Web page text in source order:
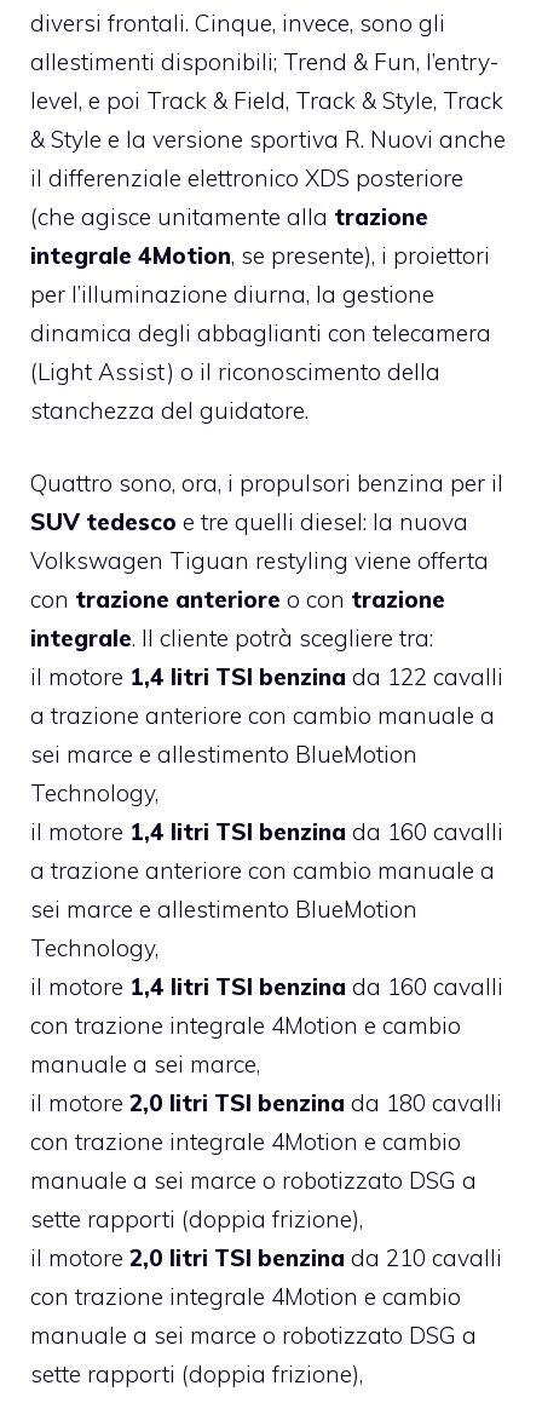
diversi frontali. Cinque, invece, sono gli
allestimenti disponibili; Trend & Fun, l’entry-
level, e poi Track & Field, Track & Style, Track
& Style e la versione sportiva R. Nuovi anche
il differenziale elettronico XDS posteriore
(che agisce unitamente alla trazione
integrale 4Motion, se presente), i proiettori
per l’illuminazione diurna, la gestione
dinamica degli abbaglianti con telecamera
(Light Assist) o il riconoscimento della
stanchezza del guidatore.
Quattro sono, ora, i propulsori benzina per il
SUV tedesco e tre quelli diesel: la nuova
Volkswagen Tiguan restyling viene offerta
con trazione anteriore o con trazione
integrale. Il cliente potrà scegliere tra:
il motore 1,4 litri TSI benzina da 122 cavalli
a trazione anteriore con cambio manuale a
sei marce e allestimento BlueMotion
Technology,
il motore 1,4 litri TSI benzina da 160 cavalli
a trazione anteriore con cambio manuale a
sei marce e allestimento BlueMotion
Technology,
il motore 1,4 litri TSI benzina da 160 cavalli
con trazione integrale 4Motion e cambio
manuale a sei marce,
il motore 2,0 litri TSI benzina da 180 cavalli
con trazione integrale 4Motion e cambio
manuale a sei marce o robotizzato DSG a
sette rapporti (doppia frizione),
il motore 2,0 litri TSI benzina da 210 cavalli
con trazione integrale 4Motion e cambio
manuale a sei marce o robotizzato DSG a
sette rapporti (doppia frizione),